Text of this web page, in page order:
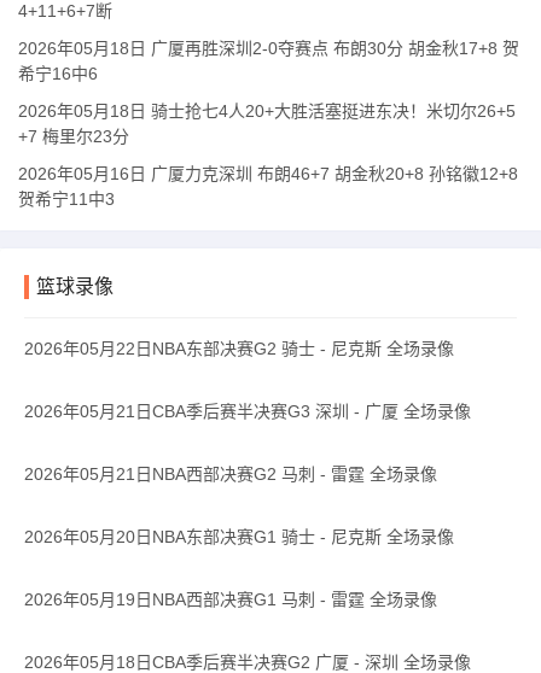
4+11+6+7断
2026年05月18日 广厦再胜深圳2-0夺赛点 布朗30分 胡金秋17+8 贺
希宁16中6
2026年05月18日 骑士抢七4人20+大胜活塞挺进东决！米切尔26+5
+7 梅里尔23分
2026年05月16日 广厦力克深圳 布朗46+7 胡金秋20+8 孙铭徽12+8
贺希宁11中3
篮球录像
2026年05月22日NBA东部决赛G2 骑士 - 尼克斯 全场录像
2026年05月21日CBA季后赛半决赛G3 深圳 - 广厦 全场录像
2026年05月21日NBA西部决赛G2 马刺 - 雷霆 全场录像
2026年05月20日NBA东部决赛G1 骑士 - 尼克斯 全场录像
2026年05月19日NBA西部决赛G1 马刺 - 雷霆 全场录像
2026年05月18日CBA季后赛半决赛G2 广厦 - 深圳 全场录像